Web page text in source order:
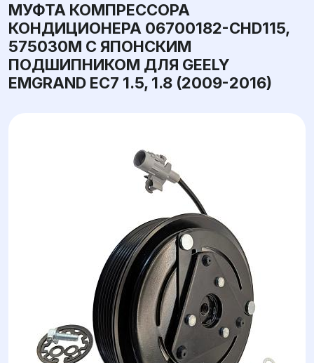
МУФТА КОМПРЕССОРА
КОНДИЦИОНЕРА 06700182-CHD115,
575030M С ЯПОНСКИМ
ПОДШИПНИКОМ ДЛЯ GEELY
EMGRAND EC7 1.5, 1.8 (2009-2016)